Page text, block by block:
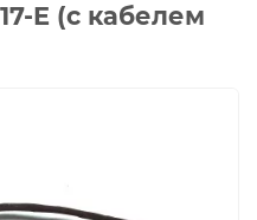
E (с кабелем